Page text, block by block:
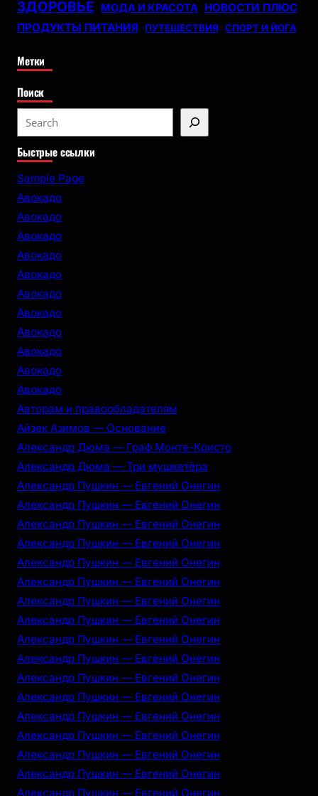
ЗДОРОВЬЕ МОДА И КРАСОТА НОВОСТИ ПЛЮС
ПРОДУКТЫ ПИТАНИЯ
ПУТЕШЕСТВИЯ СПОРТ И ЙОГА
Метки
Поиск
e
a
r
Быстрые ссылки
Sample Page
Авокадо
Авокадо
Авокадо
Авокадо
Авокадо
Авокадо
Авокадо
Авокадо
Авокадо
Авокадо
Авокадо
Авторам и правообладателям
Айзек Азимов — Основание
Александр Дюма — Граф Монте-Кристо
Александр Дюма — Три мушкетёра
Александр Пушкин — Евгений Онегин
Александр Пушкин — Евгений Онегин
Александр Пушкин — Евгений Онегин
Александр Пушкин — Евгений Онегин
Александр Пушкин — Евгений Онегин
Александр Пушкин — Евгений Онегин
Александр Пушкин — Евгений Онегин
Александр Пушкин — Евгений Онегин
Александр Пушкин — Евгений Онегин
Александр Пушкин — Евгений Онегин
Александр Пушкин — Евгений Онегин
Александр Пушкин — Евгений Онегин
Александр Пушкин — Евгений Онегин
Александр Пушкин — Евгений Онегин
Александр Пушкин — Евгений Онегин
Александр Пушкин — Евгений Онегин
Александр Пушкин — Евгений Онегин